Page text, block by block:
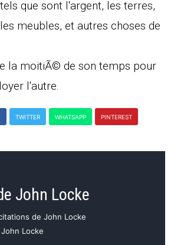
que sont l'argent, les terres,
meubles, et autres choses de
la moitiÃ© de son temps pour
l'autre.
TWITTER WHATSAPP PINTEREST
John Locke
de John Locke
Locke